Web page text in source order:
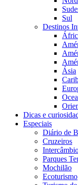
Sul
Destinos
Ásia
Dicas e
Especiais
Diário de
Cruzeiros
Parques
Mochilão
Ecoturismo